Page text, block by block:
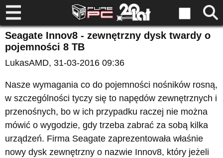
Seagate Innov8 - zewnętrzny dysk twardy o
pojemności 8 TB
LukasAMD, 31-03-2016 09:36
Nasze wymagania co do pojemności nośników rosną,
w szczególności tyczy się to napędów zewnętrznych i
przenośnych, bo w ich przypadku raczej nie można
mówić o wygodzie, gdy trzeba zabrać za sobą kilka
urządzeń. Firma Seagate zaprezentowała właśnie
nowy dysk zewnętrzny o nazwie Innov8, który jeżeli